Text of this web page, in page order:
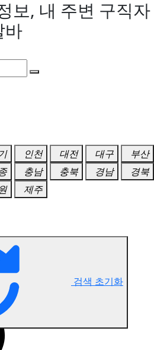
보, 내 주변 구직자
바
인천 대전 대구
부산
충남 충북 경남
경북
제주
검색 초기화